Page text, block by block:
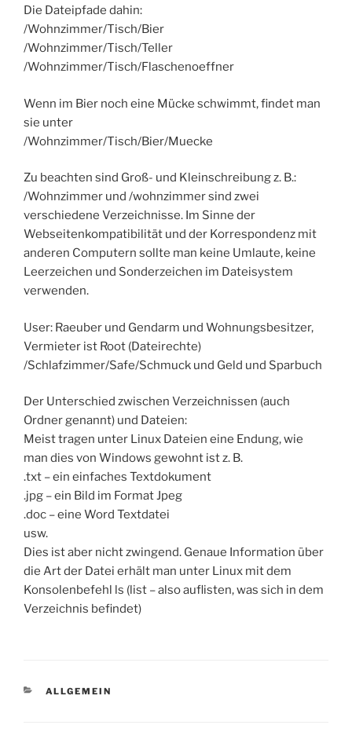
Die Dateipfade dahin:
/Wohnzimmer/Tisch/Bier
/Wohnzimmer/Tisch/Teller
/Wohnzimmer/Tisch/Flaschenoeffner
Wenn im Bier noch eine Mücke schwimmt, findet man
sie unter
/Wohnzimmer/Tisch/Bier/Muecke
Zu beachten sind Groß- und Kleinschreibung z. B.:
/Wohnzimmer und /wohnzimmer sind zwei
verschiedene Verzeichnisse. Im Sinne der
Webseitenkompatibilität und der Korrespondenz mit
anderen Computern sollte man keine Umlaute, keine
Leerzeichen und Sonderzeichen im Dateisystem
verwenden.
User: Raeuber und Gendarm und Wohnungsbesitzer,
Vermieter ist Root (Dateirechte)
/Schlafzimmer/Safe/Schmuck und Geld und Sparbuch
Der Unterschied zwischen Verzeichnissen (auch
Ordner genannt) und Dateien:
Meist tragen unter Linux Dateien eine Endung, wie
man dies von Windows gewohnt ist z. B.
.txt – ein einfaches Textdokument
.jpg – ein Bild im Format Jpeg
.doc – eine Word Textdatei
usw.
Dies ist aber nicht zwingend. Genaue Information über
die Art der Datei erhält man unter Linux mit dem
Konsolenbefehl ls (list – also auflisten, was sich in dem
Verzeichnis befindet)
KATEGORIEN
ALLGEMEIN